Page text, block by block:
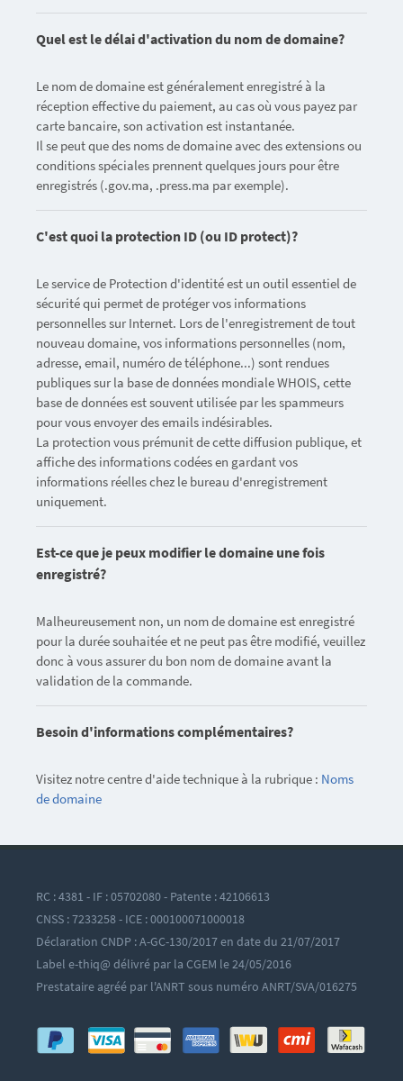
Quel est le délai d'activation du nom de domaine?
Le nom de domaine est généralement enregistré à la
réception effective du paiement, au cas où vous payez par
carte bancaire, son activation est instantanée.
Il se peut que des noms de domaine avec des extensions ou
conditions spéciales prennent quelques jours pour être
enregistrés (.gov.ma, .press.ma par exemple).
C'est quoi la protection ID (ou ID protect)?
Le service de Protection d'identité est un outil essentiel de
sécurité qui permet de protéger vos informations
personnelles sur Internet. Lors de l'enregistrement de tout
nouveau domaine, vos informations personnelles (nom,
adresse, email, numéro de téléphone...) sont rendues
publiques sur la base de données mondiale WHOIS, cette
base de données est souvent utilisée par les spammeurs
pour vous envoyer des emails indésirables.
La protection vous prémunit de cette diffusion publique, et
affiche des informations codées en gardant vos
informations réelles chez le bureau d'enregistrement
uniquement.
Est-ce que je peux modifier le domaine une fois
enregistré?
Malheureusement non, un nom de domaine est enregistré
pour la durée souhaitée et ne peut pas être modifié, veuillez
donc à vous assurer du bon nom de domaine avant la
validation de la commande.
Besoin d'informations complémentaires?
Visitez notre centre d'aide technique à la rubrique : Noms
de domaine
RC : 4381 - IF : 05702080 - Patente : 42106613
CNSS : 7233258 - ICE : 000100071000018
Déclaration CNDP : A-GC-130/2017 en date du 21/07/2017
Label e-thiq@ délivré par la CGEM le 24/05/2016
Prestataire agréé par l'ANRT sous numéro ANRT/SVA/016275